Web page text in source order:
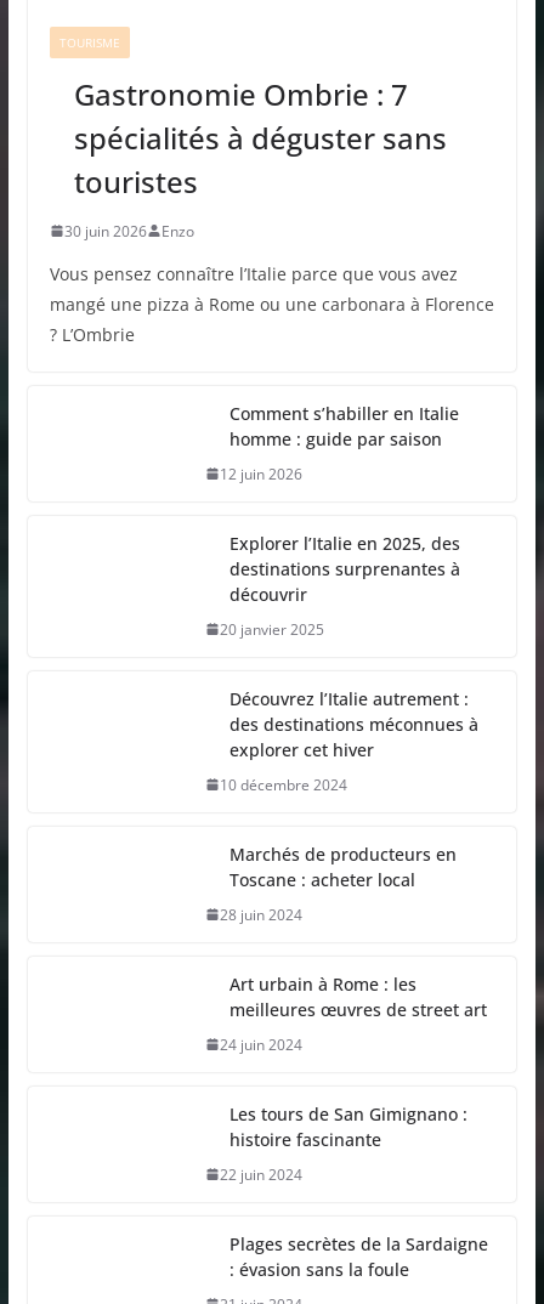
TOURISME
Gastronomie Ombrie : 7
spécialités à déguster sans
touristes
30 juin 2026 Enzo
Vous pensez connaître l’Italie parce que vous avez
mangé une pizza à Rome ou une carbonara à Florence
? L’Ombrie
Comment s’habiller en Italie
homme : guide par saison
12 juin 2026
Explorer l’Italie en 2025, des
destinations surprenantes à
découvrir
20 janvier 2025
Découvrez l’Italie autrement :
des destinations méconnues à
explorer cet hiver
10 décembre 2024
Marchés de producteurs en
Toscane : acheter local
28 juin 2024
Art urbain à Rome : les
meilleures œuvres de street art
24 juin 2024
Les tours de San Gimignano :
histoire fascinante
22 juin 2024
Plages secrètes de la Sardaigne
: évasion sans la foule